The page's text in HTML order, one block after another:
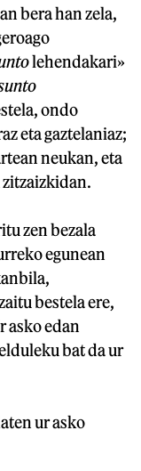
bera han zela,
lehendakari»
ondo
eta gaztelaniaz;
neukan, eta
zen bezala
egunean
bestela ere,
asko edan
bat da ur
ur asko